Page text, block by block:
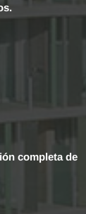
completa de